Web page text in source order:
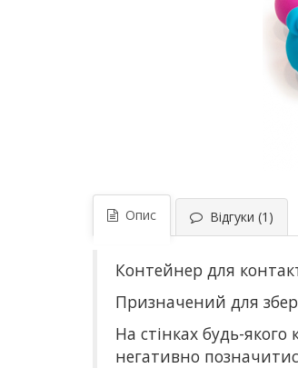
Опис Відгуки (1)
Контейнер для
Призначений для
На стінках будь-якого
негативно